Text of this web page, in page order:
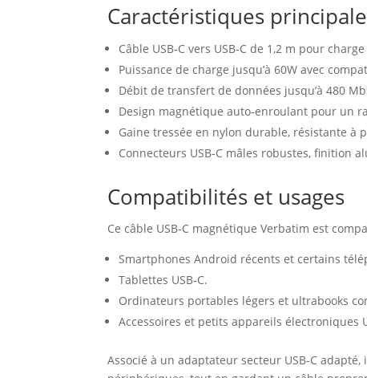
Caractéristiques
Câble USB‑C vers USB‑C de 1,2 m pour
Puissance de charge jusqu’à 60W avec
Débit de transfert de données jusqu’à 480
Design magnétique auto‑enroulant pour un
Gaine tressée en nylon durable, résistante à
Connecteurs USB‑C mâles robustes, finition
Compatibilités et usages
Ce câble USB‑C magnétique Verbatim est
Smartphones Android récents et certains
Tablettes USB‑C.
Ordinateurs portables légers et ultrabooks
Accessoires et petits appareils électroniques
Associé à un adaptateur secteur USB‑C